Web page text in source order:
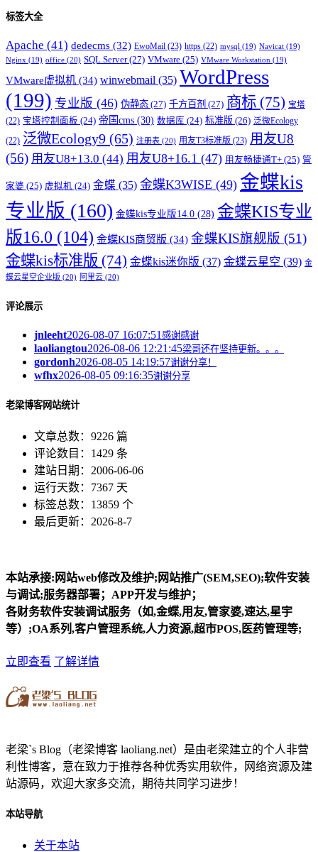
标签大全
Apache (41) dedecms (32) EwoMail (23) https (22) mysql (19) Navicat (19)
Nginx (19) office (20) SQL Server(27) VMware (25) VMware Workstation (19)
VMware虚拟机 (34) winwebmail (35) WordPress
(199) 专业版 (46) 伪静态 (27) 千方百剂 (27) 商标 (75) 宝塔
(22) 宝塔控制面板 (24) 帝国cms (30) 数据库 (24) 标准版 (26) 泛微Ecology
(22) 泛微Ecology9 (65) 注册表 (20) 用友T3标准版 (23) 用友U8
(56) 用友U8+13.0 (44) 用友U8+16.1 (47) 用友畅捷通T+ (25) 管
家婆 (25) 虚拟机 (24) 金蝶 (35) 金蝶K3WISE (49) 金蝶kis
专业版 (160) 金蝶kis专业版14.0 (28) 金蝶KIS专业
版16.0 (104) 金蝶KIS商贸版 (34) 金蝶KIS旗舰版 (51)
金蝶kis标准版 (74) 金蝶kis迷你版 (37) 金蝶云星空 (39) 金
蝶云星空企业版 (20) 阿里云 (20)
评论展示
jnleeht2026-08-07 16:07:51 感谢感谢
laoliangtou2026-08-06 12:21:45梁哥还在坚持更新。。。
gordonh2026-08-05 14:19:57谢谢分享！
wfhx2026-08-05 09:16:35谢谢分享
老梁博客网站统计
文章总数：9226 篇
评论数目：1429 条
建站日期：2006-06-06
运行天数：7367 天
标签总数：13859 个
最后更新：2026-8-7
本站承接:网站web修改及维护;网站推广(SEM,SEO);软件安装
与调试;服务器部署；APP开发与维护；
各财务软件安装调试服务（如,金蝶,用友,管家婆,速达,星宇
等）;OA系列,客户管理系统,人力资源,超市POS,医药管理等;
立即查看 了解详情
老梁`s Blog（老梁博客 laoliang.net）是由老梁建立的个人非营
利性博客，意在致力于推荐各种优秀实用软件，网络资源及建
站源码，欢迎大家多交流，期待共同学习进步！
本站导航
关于本站